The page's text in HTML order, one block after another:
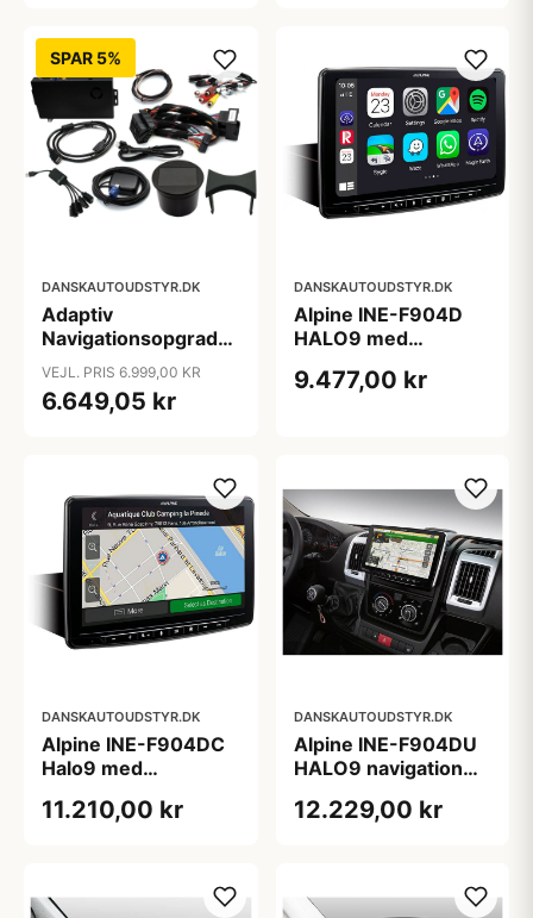
SPAR 5%
DANSKAUTOUDSTYR.DK
Adaptiv
Navigationsopgradering
til Mercedes A-
klasse, GLA, CLA -
årgang 2017
VEJL. PRIS 6.999,00 KR
6.649,05 kr
DANSKAUTOUDSTYR.DK
Alpine INE-F904D
HALO9 med
9.477,00 kr
DANSKAUTOUDSTYR.DK
Alpine INE-F904DC
Halo9 med
kort
11.210,00 kr
DANSKAUTOUDSTYR.DK
Alpine INE-F904DU
HALO9 navigation
3
12.229,00 kr